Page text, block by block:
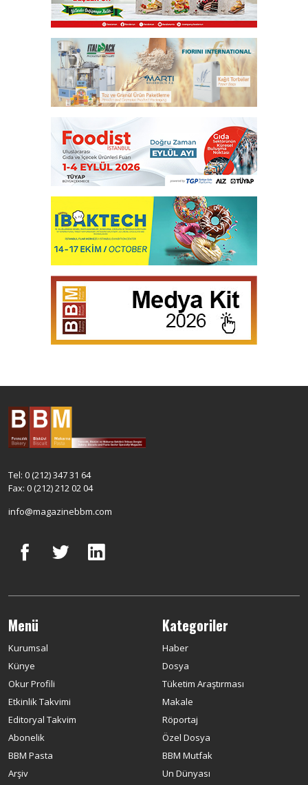
Tel: 0 (212) 347 31 64
Fax: 0 (212) 212 02 04
info@magazinebbm.com
Menü
Kurumsal
Künye
Okur Profili
Etkinlik Takvimi
Editoryal Takvim
Abonelik
BBM Pasta
Arşiv
Kategoriler
Haber
Dosya
Tüketim Araştırması
Makale
Röportaj
Özel Dosya
BBM Mutfak
Un Dünyası